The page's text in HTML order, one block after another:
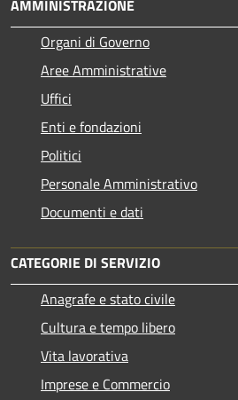
AMMINISTRAZIONE
Organi di Governo
Aree Amministrative
Uffici
Enti e fondazioni
Politici
Personale Amministrativo
Documenti e dati
CATEGORIE DI SERVIZIO
Anagrafe e stato civile
Cultura e tempo libero
Vita lavorativa
Imprese e Commercio